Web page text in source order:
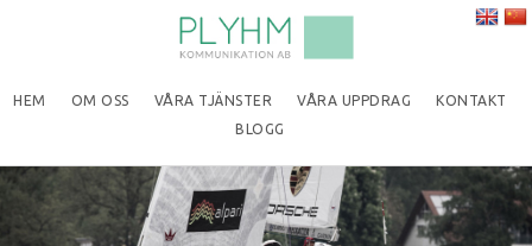
HEM OM OSS VÅRA TJÄNSTER VÅRA UPPDRAG
KONTAKT
BLOGG